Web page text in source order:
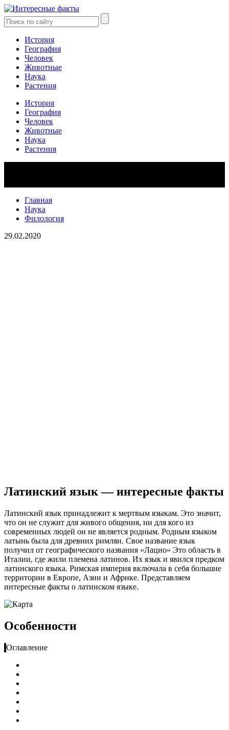
История
География
Человек
Животные
Наука
Растения
История
География
Человек
Животные
Наука
Растения
Главная
Наука
Филология
29.02.2020
Латинский язык — интересные факты
Латинский язык принадлежит к мертвым языкам. Это значит,
что он не служит для живого общения, ни для кого из
современных людей он не является родным. Родным языком
латынь была для древних римлян. Свое название язык
получил от географического названия «Лацио» Это область в
Италии, где жили племена латинов. Их язык и явился предком
латинского языка. Римская империя включала в себя большие
территории в Европе, Азии и Африке. Представляем
интересные факты о латинском языке.
Особенности
Оглавление